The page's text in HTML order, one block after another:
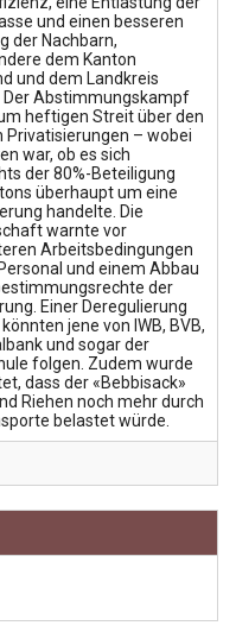
und einen besseren
der Nachbarn,
dem Kanton
und dem Landkreis
Der Abstimmungskampf
heftigen Streit über den
Privatisierungen – wobei
war, ob es sich
der 80%-Beteiligung
überhaupt um eine
handelte. Die
warnte vor
Arbeitsbedingungen
und einem Abbau
der
Einer Deregulierung
jene von IWB, BVB,
und sogar der
folgen. Zudem wurde
dass der «Bebbisack»
Riehen noch mehr durch
belastet würde.